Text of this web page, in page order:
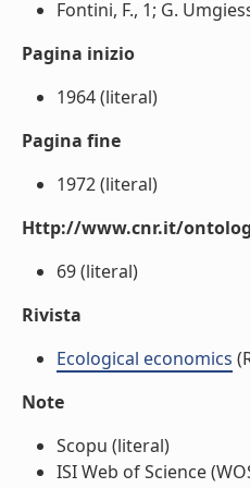
Fontini, F., 1; G.
Pagina inizio
1964 (literal)
Pagina fine
1972 (literal)
Http://www.cnr.it/
69 (literal)
Rivista
Ecological economics
Note
Scopu (literal)
ISI Web of Science